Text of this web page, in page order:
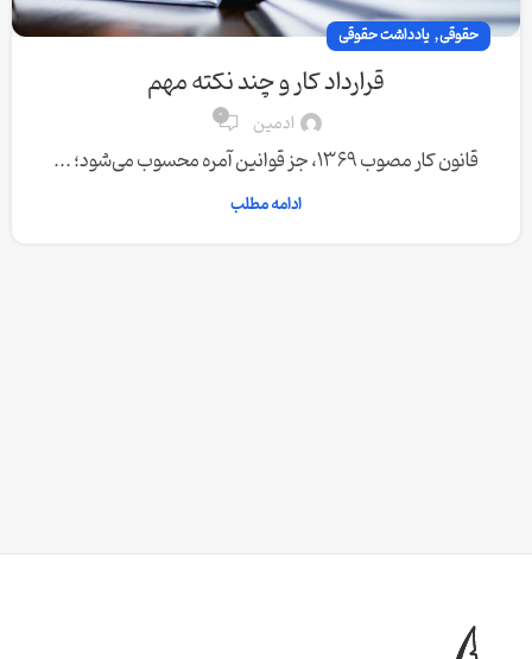
حقوقی, یادداشت حقوقی
قرارداد کار و چند نکته مهم
ادمین 0
قانون کار مصوب 1369، جز قوانین آمره محسوب می‌شود؛ ...
ادامه مطلب